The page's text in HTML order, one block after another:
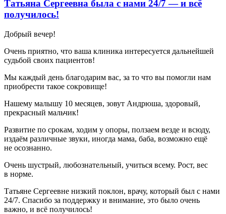
Татьяна Сергеевна была с нами 24/7 — и всё
получилось!
Добрый вечер!
Очень приятно, что ваша клиника интересуется дальнейшей
судьбой своих пациентов!
Мы каждый день благодарим вас, за то что вы помогли нам
приобрести такое сокровище!
Нашему малышу 10 месяцев, зовут Андрюша, здоровый,
прекрасный мальчик!
Развитие по срокам, ходим у опоры, ползаем везде и всюду,
издаём различные звуки, иногда мама, баба, возможно ещё
не осознанно.
Очень шустрый, любознательный, учиться всему. Рост, вес
в норме.
Татьяне Сергеевне низкий поклон, врачу, который был с нами
24/7. Спасибо за поддержку и внимание, это было очень
важно, и всё получилось!